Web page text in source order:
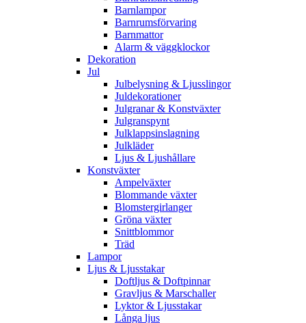
Barnlampor
Barnrumsförvaring
Barnmattor
Alarm & väggklockor
Dekoration
Jul
Julbelysning & Ljusslingor
Juldekorationer
Julgranar & Konstväxter
Julgranspynt
Julklappsinslagning
Julkläder
Ljus & Ljushållare
Konstväxter
Ampelväxter
Blommande växter
Blomstergirlanger
Gröna växter
Snittblommor
Träd
Lampor
Ljus & Ljusstakar
Doftljus & Doftpinnar
Gravljus & Marschaller
Lyktor & Ljusstakar
Långa ljus